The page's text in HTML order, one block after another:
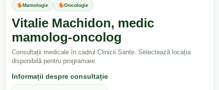
Mamologie Oncologie
Vitalie Machidon, medic
mamolog-oncolog
Consultații medicale în cadrul Clinicii Sante. Selectează locația
disponibilă pentru programare.
Informații despre consultație